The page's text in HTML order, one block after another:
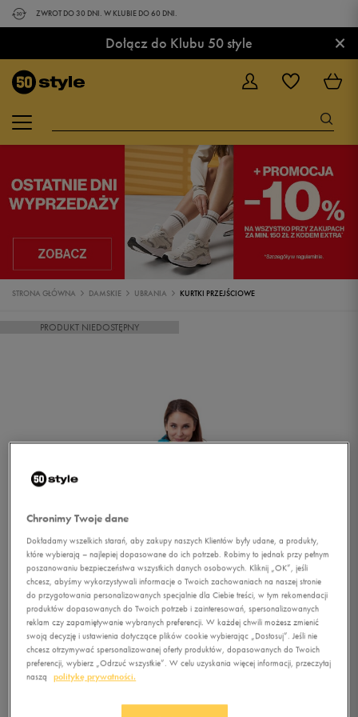
ZWROT DO 30 DNI. W KLUBIE DO 60 DNI.
Dołącz do Klubu 50 style ×
STRONA GŁÓWNA DAMSKIE UBRANIA KURTKI PRZEJŚCIOWE
PRODUKT NIEDOSTĘPNY
1/6
Chronimy Twoje dane
Dokładamy wszelkich starań, aby zakupy naszych Klientów były udane, a produkty,
które wybierają – najlepiej dopasowane do ich potrzeb. Robimy to jednak przy pełnym
poszanowaniu bezpieczeństwa wszystkich danych osobowych. Kliknij „OK”, jeśli
chcesz, abyśmy wykorzystywali informacje o Twoich zachowaniach na naszej stronie
do przygotowania personalizowanych specjalnie dla Ciebie treści, w tym rekomendacji
produktów dopasowanych do Twoich potrzeb i zainteresowań, spersonalizowanych
reklam czy zapamiętywanie wybranych preferencji. W każdej chwili możesz zmienić
swoją decyzję i ustawienia dotyczące plików cookie wybierając „Dostosuj”. Jeśli nie
chcesz otrzymywać spersonalizowanej oferty produktów, dopasowanych do Twoich
preferencji, wybierz „Odrzuć wszystkie”. W celu uzyskania więcej informacji, przeczytaj
naszą
politykę prywatności.